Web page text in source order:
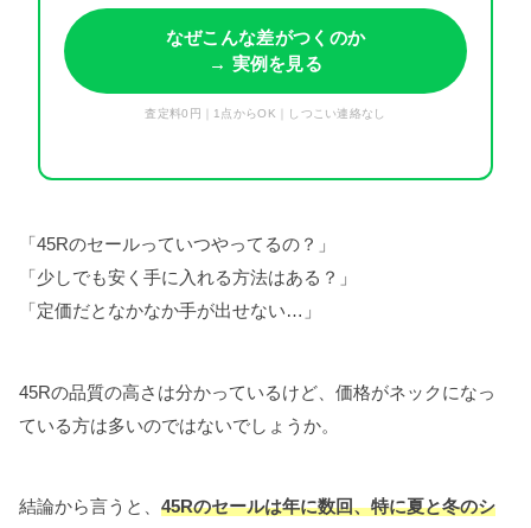
なぜこんな差がつくのか
→ 実例を見る
査定料0円｜1点からOK｜しつこい連絡なし
「45Rのセールっていつやってるの？」
「少しでも安く手に入れる方法はある？」
「定価だとなかなか手が出せない…」
45Rの品質の高さは分かっているけど、価格がネックになっ
ている方は多いのではないでしょうか。
結論から言うと、 45Rのセールは年に数回、特に夏と冬のシ